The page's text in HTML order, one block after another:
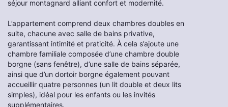
séjour montagnard alliant confort et modernité.
L’appartement comprend deux chambres doubles en
suite, chacune avec salle de bains privative,
garantissant intimité et praticité. À cela s’ajoute une
chambre familiale composée d’une chambre double
borgne (sans fenêtre), d’une salle de bains séparée,
ainsi que d’un dortoir borgne également pouvant
accueillir quatre personnes (un lit double et deux lits
simples), idéal pour les enfants ou les invités
supplémentaires.